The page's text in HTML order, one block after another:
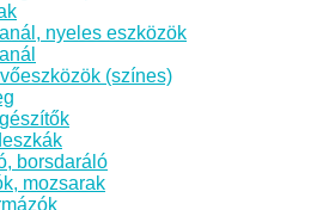
nyeles eszközök
(színes)
borsdaráló
mozsarak